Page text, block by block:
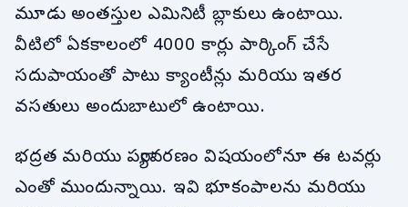
మూడు అంతస్తుల ఎమినిటీ బ్లాకులు ఉంటాయి.
వీటిలో ఏకకాలంలో 4000 కార్లు పార్కింగ్ చేసే
సదుపాయంతో పాటు క్యాంటీన్లు మరియు ఇతర
వసతులు అందుబాటులో ఉంటాయి.
భద్రత మరియు పర్యావరణం విషయంలోనూ ఈ టవర్లు
ఎంతో ముందున్నాయి. ఇవి భూకంపాలను మరియు